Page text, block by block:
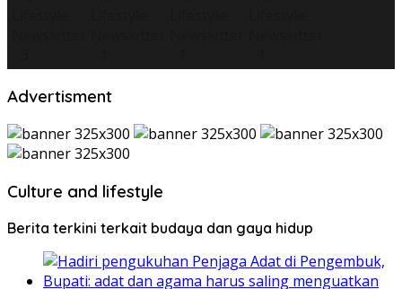
Advertisment
Culture and lifestyle
Berita terkini terkait budaya dan gaya hidup